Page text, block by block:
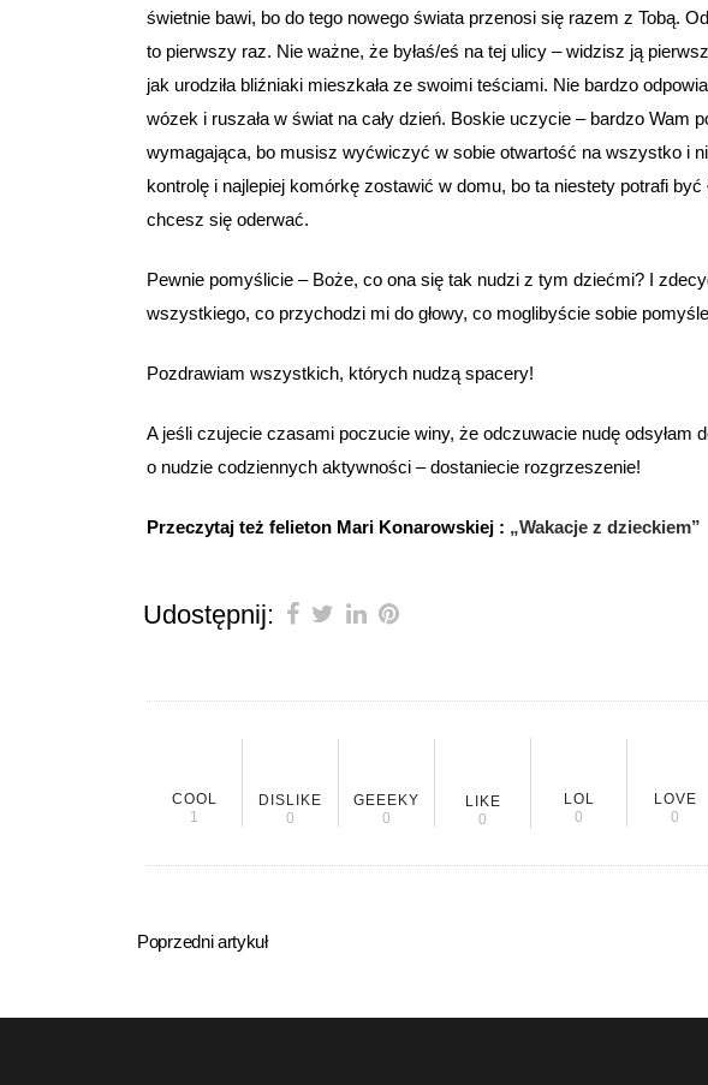
świetnie bawi, bo do tego nowego świata przenosi się razem z Tobą.
to pierwszy raz. Nie ważne, że byłaś/eś na tej ulicy – widzisz ją
jak urodziła bliźniaki mieszkała ze swoimi teściami. Nie bardzo
wózek i ruszała w świat na cały dzień. Boskie uczycie – bardzo Wam
wymagająca, bo musisz wyćwiczyć w sobie otwartość na wszystko i
kontrolę i najlepiej komórkę zostawić w domu, bo ta niestety potrafi
chcesz się oderwać.
Pewnie pomyślicie – Boże, co ona się tak nudzi z tym dziećmi? I
wszystkiego, co przychodzi mi do głowy, co moglibyście sobie
Pozdrawiam wszystkich, których nudzą spacery!
A jeśli czujecie czasami poczucie winy, że odczuwacie nudę odsyłam
o nudzie codziennych aktywności – dostaniecie rozgrzeszenie!
Przeczytaj też felieton Mari Konarowskiej : „Wakacje z dzieckiem”
Udostępnij:
COOL
1
DISLIKE
0
GEEEKY
0
LIKE
0
LOL
0
LOVE
0
Poprzedni artykuł